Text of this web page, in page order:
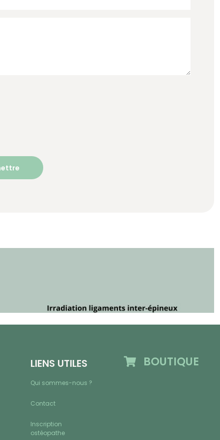
LIENS UTILES
Qui sommes-nous ?
Contact
Inscription
ostéopathe
BOUTIQUE